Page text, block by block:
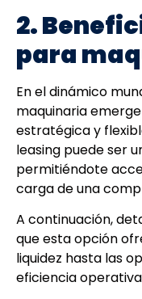
2.
para
En el dinámico
maquinaria
estratégica y
leasing puede ser
permitiéndote
carga de una
A continuación,
que esta opción
liquidez hasta las
eficiencia